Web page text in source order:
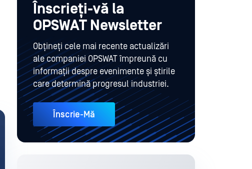
Înscrieți-vă la
OPSWAT Newsletter
Obțineți cele mai recente actualizări
ale companiei OPSWAT împreună cu
informații despre evenimente și știrile
care determină progresul industriei.
Înscrie-Mă